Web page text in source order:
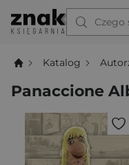
Czego
Katalog
Panaccione